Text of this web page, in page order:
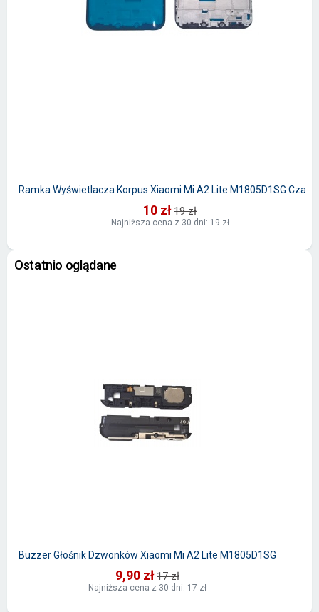
Ramka Wyświetlacza Korpus Xiaomi Mi A2 Lite M1805D1SG
10 zł19 zł
Najniższa cena z 30 dni: 19 zł
Ostatnio oglądane
Buzzer Głośnik Dzwonków Xiaomi Mi A2 Lite M1805D1SG
9,90 zł17 zł
Najniższa cena z 30 dni: 17 zł